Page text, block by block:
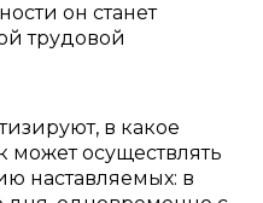
он станет
трудовой
в какое
осуществлять
наставляемых: в